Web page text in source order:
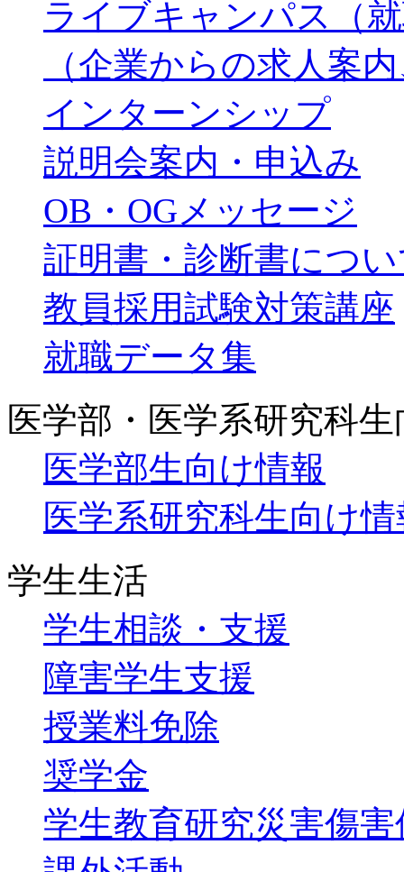
ライブキャンパス（
（企業からの求人案
インターンシップ
説明会案内・申込み
OB・OGメッセージ
証明書・診断書につ
教員採用試験対策講座
就職データ集
医学部・医学系研究科
医学部生向け情報
医学系研究科生向け情
学生生活
学生相談・支援
障害学生支援
授業料免除
奨学金
学生教育研究災害傷害